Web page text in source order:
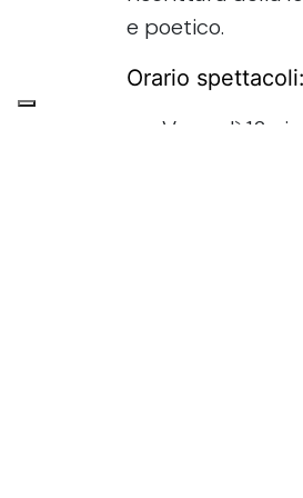
e poetico.
Orario spettacoli:
Venerdì 12